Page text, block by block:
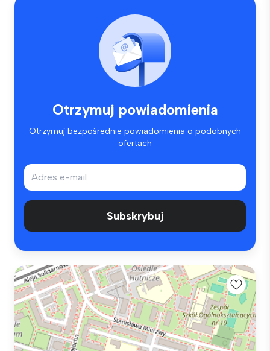
Otrzymuj powiadomienia
Otrzymuj bezpośrednie powiadomienia o podobnych
ofertach
Subskrybuj